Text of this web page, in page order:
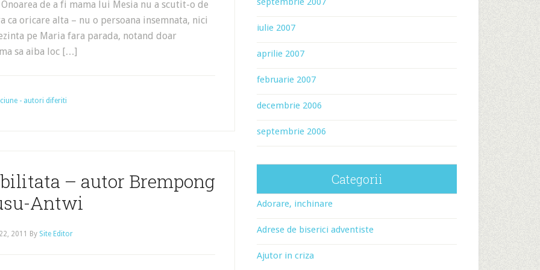
de a fi mama lui Mesia nu a scutit-o de
oricare alta – nu o persoana insemnata, nici
pe Maria fara parada, notand doar
sa aiba loc […]
- autori diferiti
– autor Brempong
Antwi
2011 By Site Editor
iulie 2007
aprilie 2007
februarie 2007
decembrie 2006
septembrie 2006
Categorii
Adorare, inchinare
Adrese de biserici adventiste
Ajutor in criza